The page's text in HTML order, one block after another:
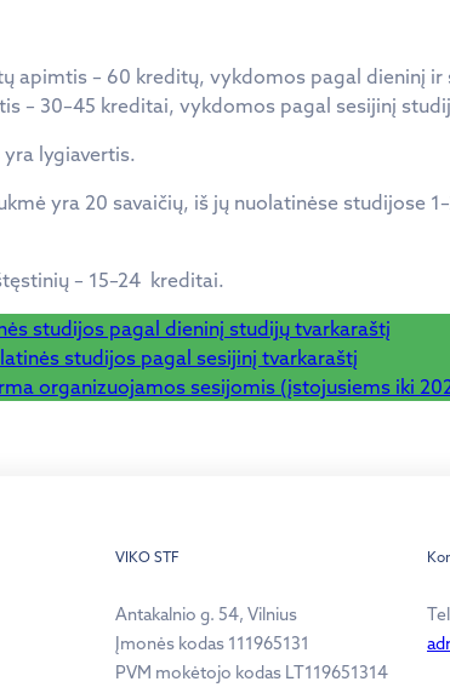
apimtis – 60 kreditų, vykdomos pagal dieninį ir
– 30–45 kreditai, vykdomos pagal sesijinį
lygiavertis.
yra 20 savaičių, iš jų nuolatinėse studijose
– 15–24 kreditai.
studijos pagal dieninį studijų tvarkaraštį
studijos pagal sesijinį tvarkaraštį
organizuojamos sesijomis (įstojusiems iki
VIKO STF
Antakalnio g. 54, Vilnius
Įmonės kodas 111965131
PVM mokėtojo kodas LT119651314